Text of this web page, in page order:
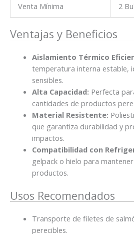
Venta Mínima 2
Ventajas y Beneficios
Aislamiento Térmico
temperatura interna estable,
sensibles.
Alta Capacidad: Perfecta
cantidades de productos
Material Resistente:
que garantiza durabilidad y
impactos.
Compatibilidad con
gelpack o hielo para
productos.
Usos Recomendados
Transporte de filetes de
perecibles.